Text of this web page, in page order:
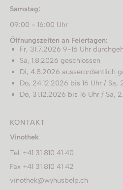
Samstag:
09:00 - 16:00 Uhr
Öffnungszeiten an Feiertagen:
Fr, 31.7.2026 9-16 Uhr
Sa, 1.8.2026 geschlossen
Di, 4.8.2026 ausserordentlich
Do, 24.12.2026 bis 16 Uhr / Sa,
Do, 31.12.2026 bis 16 Uhr / Sa,
KONTAKT
Vinothek
Tel. +41 31 810 41 40
Fax +41 31 810 41 42
vinothek@wyhusbelp.ch